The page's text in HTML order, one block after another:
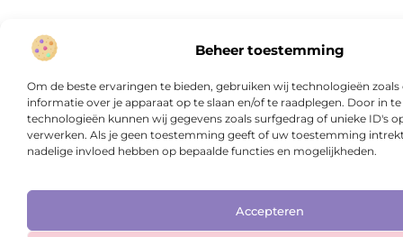
Beheer toestemming
Om de beste ervaringen te bieden, gebruiken wij technologieën
informatie over je apparaat op te slaan en/of te raadplegen. Door in
technologieën kunnen wij gegevens zoals surfgedrag of unieke ID's
verwerken. Als je geen toestemming geeft of uw toestemming
nadelige invloed hebben op bepaalde functies en mogelijkheden.
Accepteren